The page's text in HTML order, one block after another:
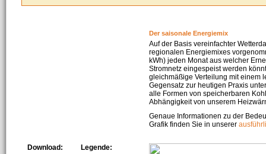
Der saisonale Energiemix
Auf der Basis vereinfachter
regionalen Energiemixes
kWh) jeden Monat aus welcher
Stromnetz eingespeist werden
gleichmäßige Verteilung mit einem
Gegensatz zur heutigen Praxis
alle Formen von speicherbaren
Abhängigkeit von unserem
Genaue Informationen zu der
Grafik finden Sie in unserer
Legende:
Download: